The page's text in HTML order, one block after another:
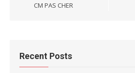
CM PAS CHER
Recent Posts